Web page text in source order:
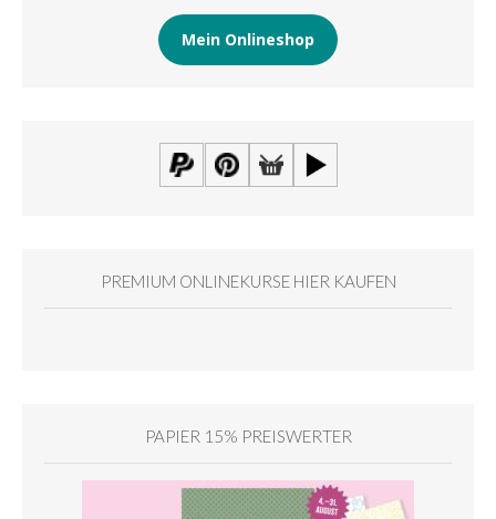
Mein Onlineshop
PREMIUM ONLINEKURSE HIER KAUFEN
PAPIER 15% PREISWERTER